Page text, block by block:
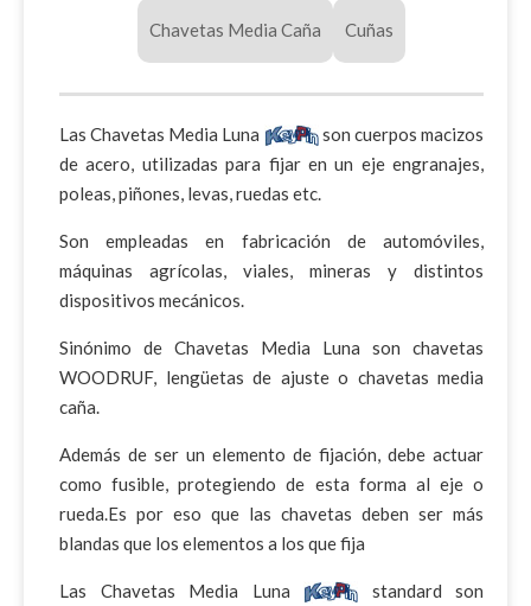
Chavetas Media Caña Cuñas
Las Chavetas Media Luna
son cuerpos macizos
de acero, utilizadas para fijar en un eje engranajes,
poleas, piñones, levas, ruedas etc.
Son empleadas en fabricación de automóviles,
máquinas agrícolas, viales, mineras y distintos
dispositivos mecánicos.
Sinónimo de Chavetas Media Luna son chavetas
WOODRUF, lengüetas de ajuste o chavetas media
caña.
Además de ser un elemento de fijación, debe actuar
como fusible, protegiendo de esta forma al eje o
rueda.Es por eso que las chavetas deben ser más
blandas que los elementos a los que fija
Las Chavetas Media Luna
standard son